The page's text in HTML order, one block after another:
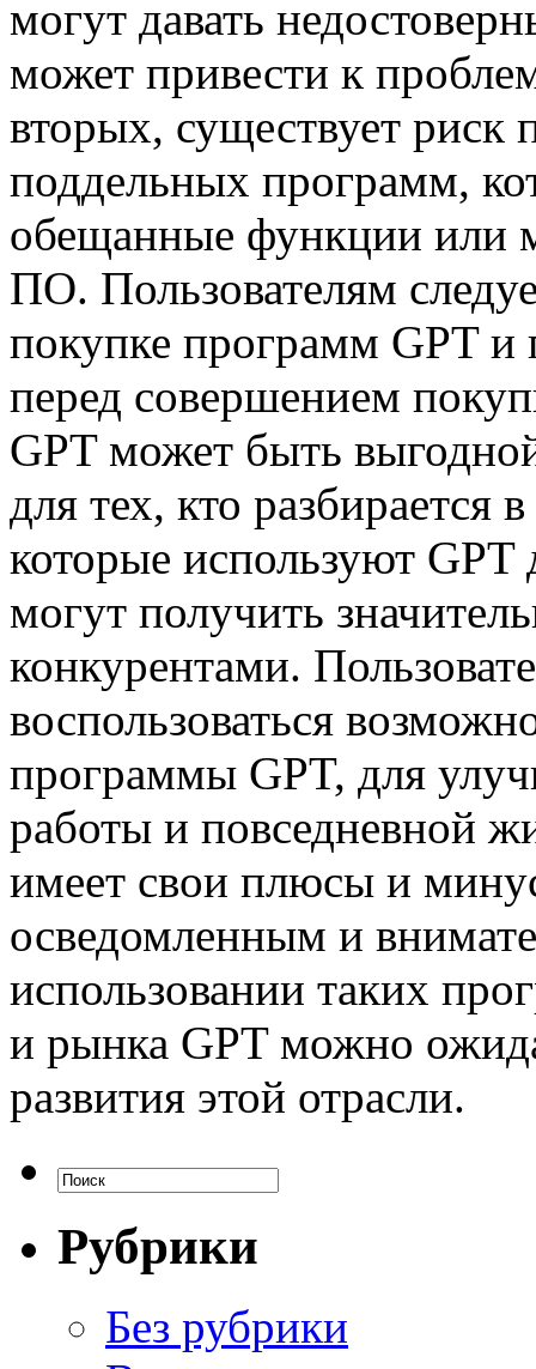
могут давать
может привести к
вторых, существует риск
поддельных программ,
обещанные функции или
ПО. Пользователям
покупке программ GPT и
перед совершением
GPT может быть
для тех, кто разбирается
которые используют GPT
могут получить
конкурентами.
воспользоваться
программы GPT, для
работы и повседневной
имеет свои плюсы и
осведомленным и
использовании таких
и рынка GPT можно
развития этой отрасли.
Рубрики
Без рубрики